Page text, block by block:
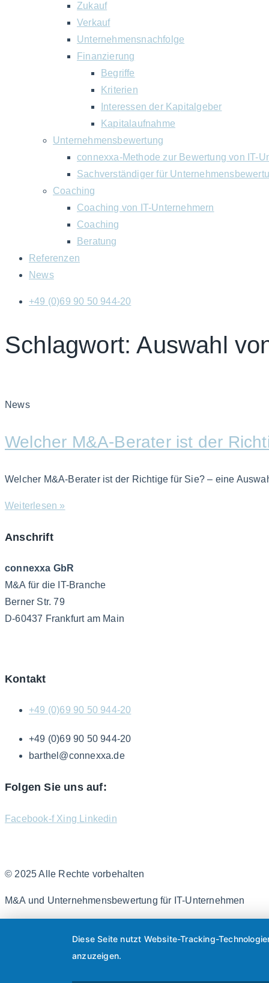
Zukauf
Verkauf
Unternehmensnachfolge
Finanzierung
Begriffe
Kriterien
Interessen der Kapitalgeber
Kapitalaufnahme
Unternehmensbewertung
connexxa-Methode zur Bewertung von IT-
Sachverständiger für
Coaching
Coaching von IT-Unternehmern
Coaching
Beratung
Referenzen
News
+49 (0)69 90 50 944-20
Schlagwort: Auswahl
News
Welcher M&A-Berater ist der
Welcher M&A-Berater ist der Richtige für Sie? – eine
Weiterlesen »
Anschrift
connexxa GbR
M&A für die IT-Branche
Berner Str. 79
D-60437 Frankfurt am Main
Kontakt
+49 (0)69 90 50 944-20
+49 (0)69 90 50 944-20
barthel@connexxa.de
Folgen Sie uns auf:
Facebook-f Xing Linkedin
© 2025 Alle Rechte vorbehalten
M&A und Unternehmensbewertung für IT-Unternehmen
Diese Seite nutzt Website-Tracking-
anzuzeigen.